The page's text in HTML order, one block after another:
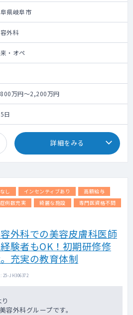
県岐阜市
外科
・オペ
万円～2,200万円
日
詳細をみる
し インセンティブあり
高額給与
症例数充実 綺麗な施設
専門医資格不問
外科での美容皮膚科医師
験者もOK！初期研修修
充実の教育体制
25-JH306372
外科グループです。